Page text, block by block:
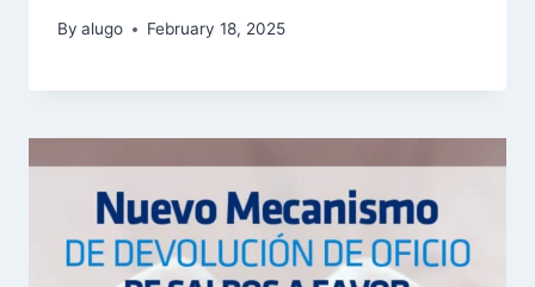
By alugo February 18, 2025